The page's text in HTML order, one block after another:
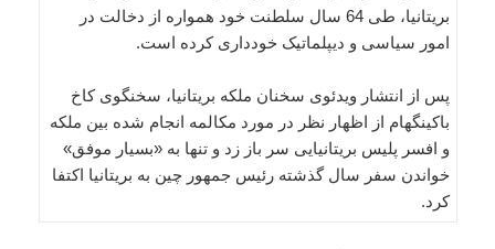
بریتانیا، طی 64 سال سلطنت خود همواره از دخالت در
امور سیاسی و دیپلماتیک خودداری کرده است.
پس از انتشار ویدئوی سخنان ملکه بریتانیا، سخنگوی کاخ
باکینگهام از اظهار نظر در مورد مکالمه انجام شده بین ملکه
و افسر پلیس بریتانیایی سر باز زد و تنها به «بسیار موفق»
خواندن سفر سال گذشته رئیس جمهور چین به بریتانیا اکتفا
کرد.